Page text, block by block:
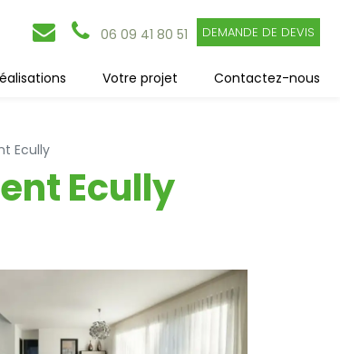
06 09 41 80 51 DEMANDE DE DEVIS
Votre projet Contactez-nous
Ecully
Ecully